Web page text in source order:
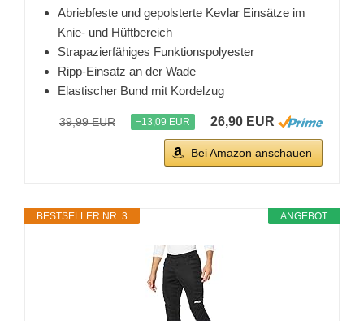
Abriebfeste und gepolsterte Kevlar Einsätze im
Knie- und Hüftbereich
Strapazierfähiges Funktionspolyester
Ripp-Einsatz an der Wade
Elastischer Bund mit Kordelzug
39,99 EUR −13,09 EUR 26,90 EUR
Bei Amazon anschauen
ANGEBOT
BESTSELLER NR. 3